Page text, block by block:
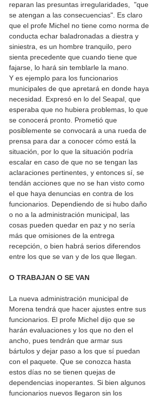
reparan las presuntas irregularidades,  "que
se atengan a las consecuencias". Es claro
que el profe Michel no tiene como norma de
conducta echar baladronadas a diestra y
siniestra, es un hombre tranquilo, pero
sienta precedente que cuando tiene que
fajarse, lo hará sin temblarle la mano.
Y es ejemplo para los funcionarios
municipales de que apretará en donde haya
necesidad. Expresó en lo del Seapal, que
esperaba que no hubiera problemas, lo que
se conocerá pronto. Prometió que
posiblemente se convocará a una rueda de
prensa para dar a conocer cómo está la
situación, por lo que la situación podría
escalar en caso de que no se tengan las
aclaraciones pertinentes, y entonces sí, se
tendán acciones que no se han visto como
el que haya denuncias en contra de los
funcionarios. Dependiendo de si hubo daño
o no a la administración municipal, las
cosas pueden quedar en paz y no sería
más que omisiones de la entrega
recepción, o bien habrá serios diferendos
entre los que se van y de los que llegan.
O TRABAJAN O SE VAN
La nueva administración municipal de
Morena tendrá que hacer ajustes entre sus
funcionarios. El profe Michel dijo que se
harán evaluaciones y los que no den el
ancho, pues tendrán que armar sus
bártulos y dejar paso a los que sí puedan
con el paquete. Que se conozca hasta
estos días no se tienen quejas de
dependencias inoperantes. Si bien algunos
funcionarios nuevos llegaron sin los